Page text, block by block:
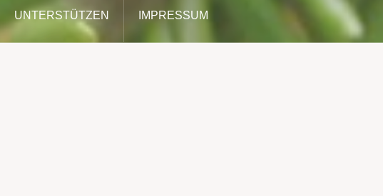
UNTERSTÜTZEN IMPRESSUM